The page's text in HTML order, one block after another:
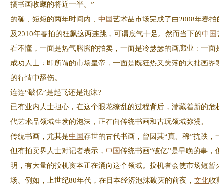
搞书画收藏的将近一半。”
的确，短短的两年时间内，中国艺术品市场完成了由2008年春
及2010年春拍的狂飙这两连跳，可谓底气十足。然而当下的中国
看不懂，一面是热气腾腾的拍卖，一面是冷瑟瑟的画廊业；一
成功人士：即所谓的市场皇帝，一面是既狂热又失落的大批画
的行情中舔伤。
连连“破亿”是起飞还是泡沫?
已有业内人士担心，在这个眼花缭乱的过程背后，潜藏着新的
代艺术品领域生发的泡沫，正在向传统书画和古玩领域弥漫。
传统书画，尤其是中国存世的古代书画，曾因其“真、稀”抗跌，
但有拍卖界人士对记者表示，中国传统书画“破亿”是早晚的事，
明，有大量的投机资本正在涌向这个领域。投机者会使市场短
场。例如，上世纪80年代，在日本经济泡沫破灭的前夜，文化收